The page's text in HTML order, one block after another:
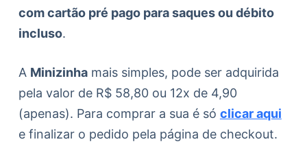
com cartão pré pago para saques ou débito
incluso.
A Minizinhamais simples, pode ser adquirida
pela valor de R$ 58,80 ou 12x de 4,90
(apenas). Para comprar a sua é só clicar aqui
e finalizar o pedido pela página de checkout.